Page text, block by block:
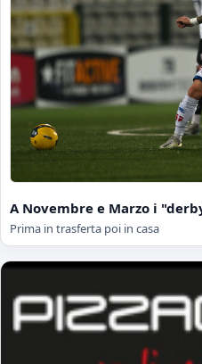
A Novembre e Marzo i
Prima in trasferta poi in casa